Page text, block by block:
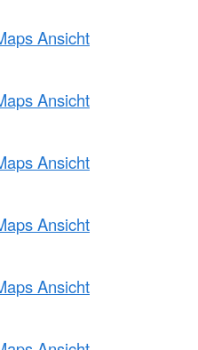
Ansicht
Ansicht
Ansicht
Ansicht
Ansicht